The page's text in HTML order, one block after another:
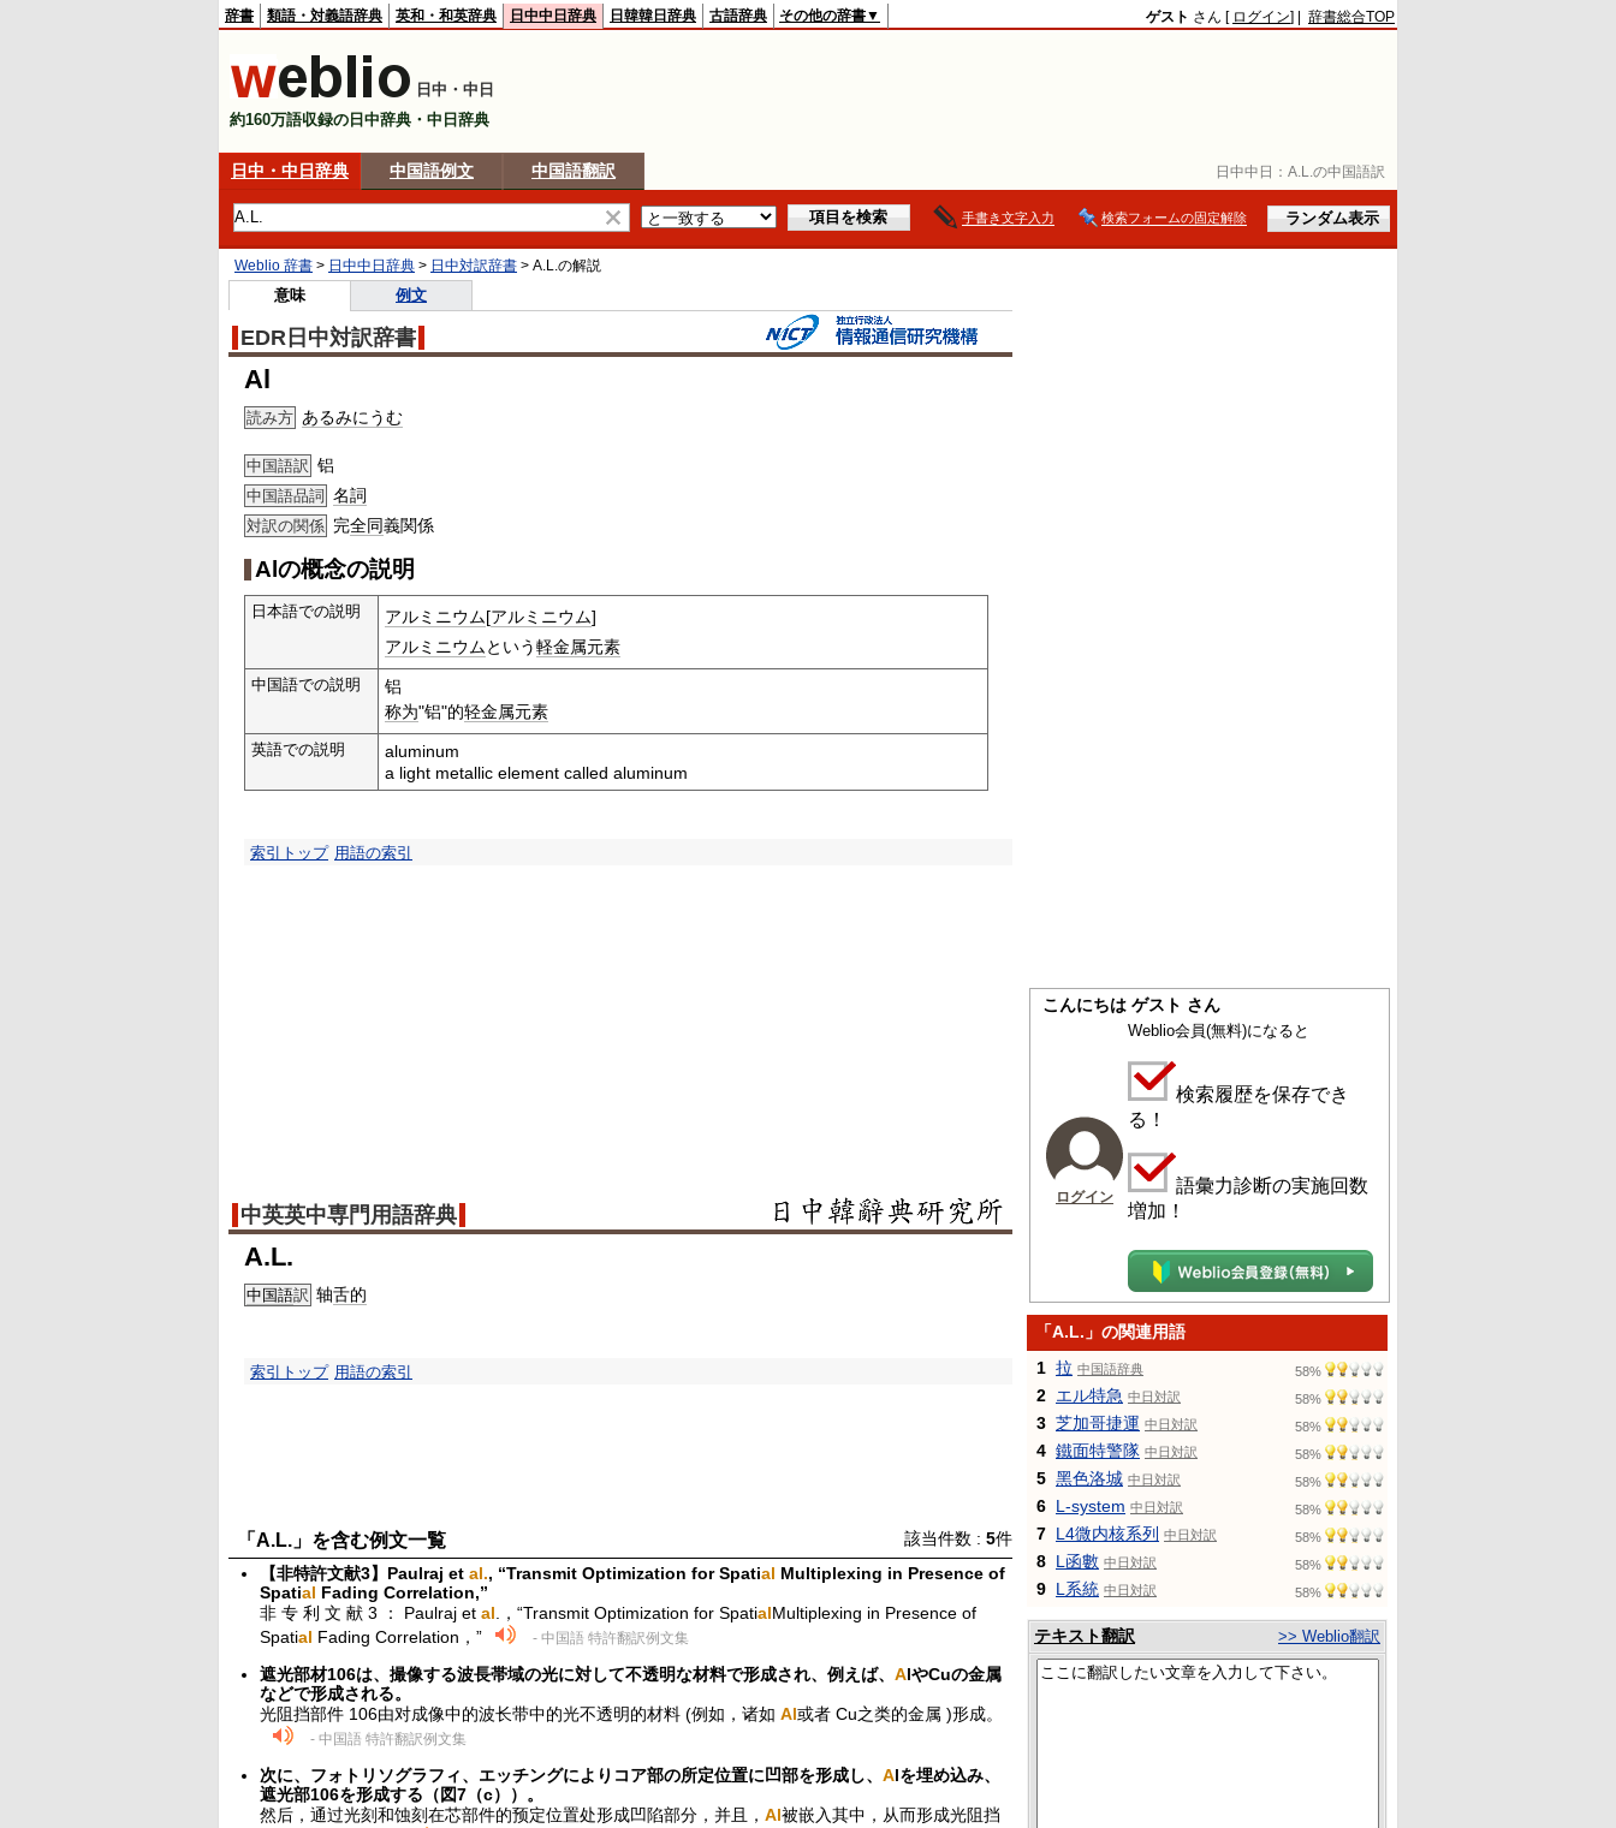
日中中日： A.L.の中国語訳
辞書 類語・対義語辞典 英和・和英辞典 日中中日辞典 日韓韓日辞典 古語辞典 その他の辞書▼ ゲスト さん [ ログイン] | 辞書総合TOP
日中・中日
約160万語収録の日中辞典・中日辞典
日中・中日辞典 中国語例文 中国語翻訳
手書き文字入力 検索フォームの固定解除
Weblio 辞書 > 日中中日辞典 > 日中対訳辞書 > A.L. の解説
意味 例文
EDR日中対訳辞書
Al
読み方 あるみにうむ
中国語訳 铝
中国語品詞 名詞
対訳の関係 完全同義関係
Alの概念の説明
日本語での説明 アルミニウム[アルミニウム]
アルミニウムという軽金属元素
中国語での説明
铝
称为"铝"的轻金属元素
英語での説明
aluminum
a light metallic element called aluminum
索引トップ 用語の索引
中英英中専門用語辞典
A.L.
中国語訳 轴舌的
索引トップ 用語の索引
「A.L.」を含む例文一覧 該当件数 : 5件
【非特許文献3】Paulraj et al., “Transmit Optimization for Spatial Multiplexing in Presence of
Spatial Fading Correlation,”
非 专 利 文 献 3 ： Paulraj et al .，“Transmit Optimization for SpatialMultiplexing in Presence of
Spatial Fading Correlation，” - 中国語 特許翻訳例文集
遮光部材106は、撮像する波長帯域の光に対して不透明な材料で形成され、例えば、 AlやCuの金属
などで形成される。
光阻挡部件 106由对成像中的波长带中的光不透明的材料 (例如，诸如 Al或者 Cu之类的金属 )形成。
- 中国語 特許翻訳例文集
次に、フォトリソグラフィ、エッチングによりコア部の所定位置に凹部を形成し、 Alを埋め込み、
遮光部106を形成する（図7（c））。
然后，通过光刻和蚀刻在芯部件的预定位置处形成凹陷部分，并且， Al被嵌入其中，从而形成光阻挡
こんにちは ゲスト さん
ログイン
Weblio会員(無料)になると
検索履歴を保存でき
る！
語彙力診断の実施回数
増加！
「A.L.」の関連用語
1 拉 中国語辞典 58%
2 エル特急 中日対訳 58%
3 芝加哥捷運 中日対訳 58%
4 鐵面特警隊 中日対訳 58%
5 黑色洛城 中日対訳 58%
6 L-system 中日対訳 58%
7 L4微内核系列 中日対訳 58%
8 L函數 中日対訳 58%
9 L系統 中日対訳 58%
テキスト翻訳 >> Weblio翻訳